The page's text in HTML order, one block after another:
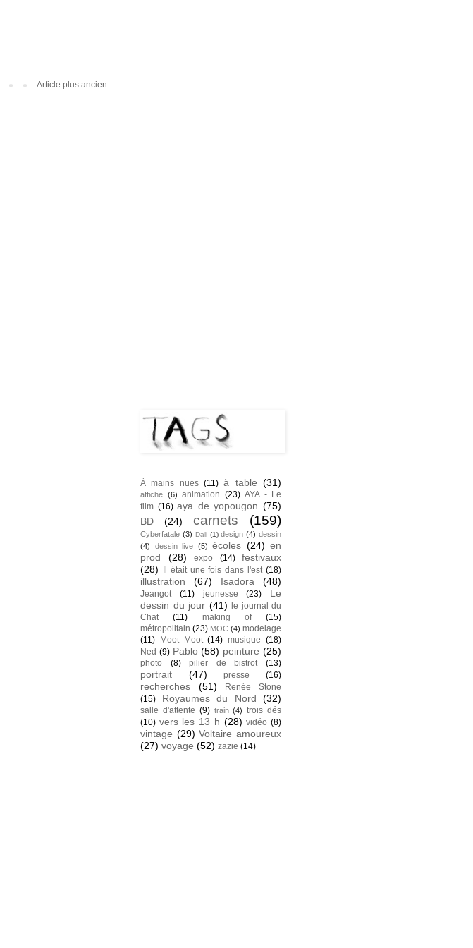
Article plus ancien
À mains nues (11) à table (31)
affiche (6) animation (23) AYA - Le
film (16) aya de yopougon (75)
BD
(24) carnets (159)
Cyberfatale (3) Dali (1) design (4) dessin
(4)
dessin live (5) écoles (24) en
prod
(28) expo (14)
festivaux
(28)
Il était une fois dans l'est (18)
illustration (67) Isadora (48)
Jeangot (11) jeunesse (23)
Le
dessin du jour (41)
le journal du
Chat
(11) making of
(15)
métropolitain (23) MOC (4) modelage
(11)
Moot Moot (14) musique (18)
Ned (9) Pablo (58) peinture (25)
photo (8) pilier de bistrot (13)
portrait (47) presse (16)
recherches (51)
Renée Stone
(15)
Royaumes du Nord (32)
salle d'attente (9) train (4)
trois dés
(10) vers les 13 h (28) vidéo (8)
vintage (29) Voltaire amoureux
(27) voyage (52) zazie (14)